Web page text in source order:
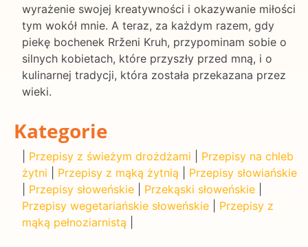
wyrażenie swojej kreatywności i okazywanie miłości
tym wokół mnie. A teraz, za każdym razem, gdy
piekę bochenek Rrženi Kruh, przypominam sobie o
silnych kobietach, które przyszły przed mną, i o
kulinarnej tradycji, która została przekazana przez
wieki.
Kategorie
Przepisy z świeżym drożdżami
Przepisy na chleb
żytni
Przepisy z mąką żytnią
Przepisy słowiańskie
Przepisy słoweńskie Przekąski słoweńskie
Przepisy wegetariańskie słoweńskie
Przepisy z
mąką pełnoziarnistą